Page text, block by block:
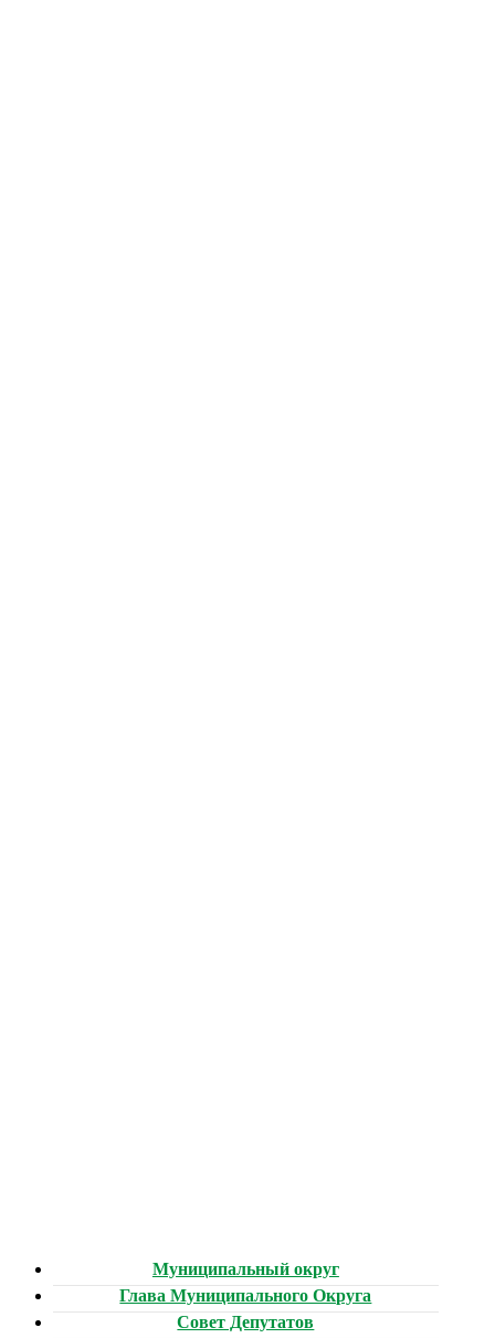
Муниципальный округ
Глава Муниципального Округа
Совет Депутатов